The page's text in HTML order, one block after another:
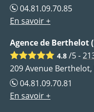
04.81.09.70.85
En savoir +
Agence de Berthelot
4.8 /5 -
209 Avenue Berthelot,
04.81.09.70.81
En savoir +